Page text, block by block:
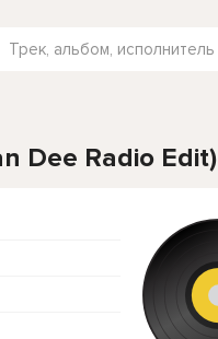
Dee Radio Edit)